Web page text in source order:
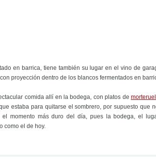
en barrica, tiene también su lugar en el vino de
proyección dentro de los blancos fermentados en
comida allí en la bodega, con platos de
estaba para quitarse el sombrero, por supuesto que
momento más duro del día, pues la bodega, el
como el de hoy.